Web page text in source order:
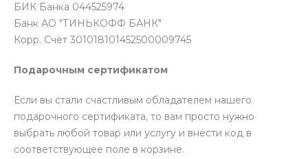
БИК Банка 044525974
Банк АО "ТИНЬКОФФ БАНК"
Корр. Счёт 301018101452500009745
Подарочным сертификатом
Если вы стали счастливым обладателем нашего
подарочного сертификата, то вам просто нужно
выбрать любой товар или услугу и внести код в
соответствующее поле в корзине.